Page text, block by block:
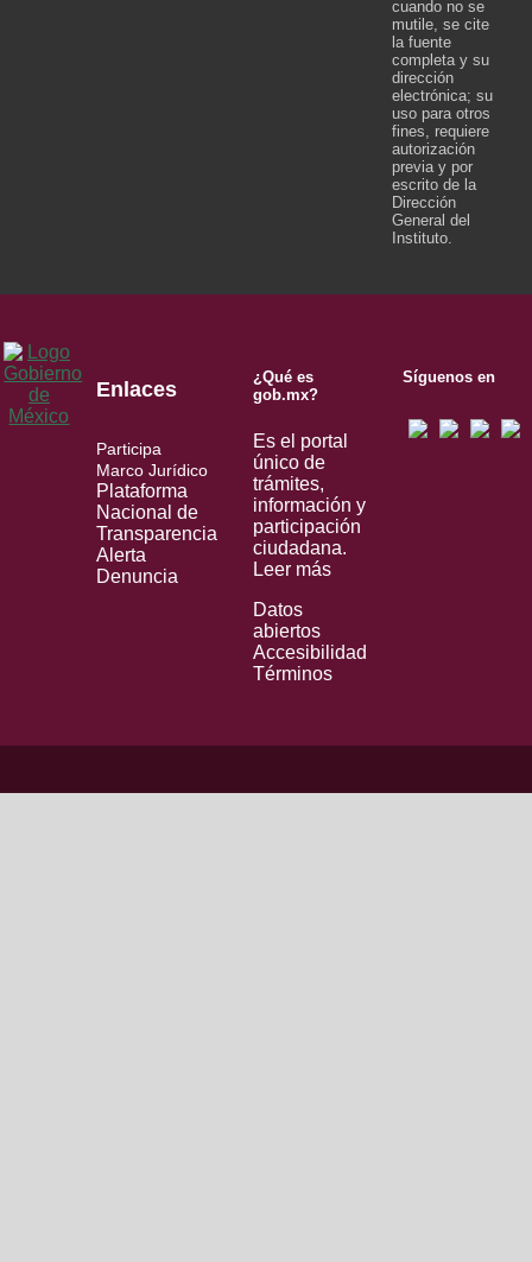
cuando no se
mutile, se cite
la fuente
completa y su
dirección
electrónica; su
uso para otros
fines, requiere
autorización
previa y por
escrito de la
Dirección
General del
Instituto.
Enlaces
Participa
Marco Jurídico
Plataforma
Nacional de
Transparencia
Alerta
Denuncia
¿Qué es
gob.mx?
Es el portal
único de
trámites,
información y
participación
ciudadana.
Leer más
Datos
abiertos
Accesibilidad
Términos
Síguenos en